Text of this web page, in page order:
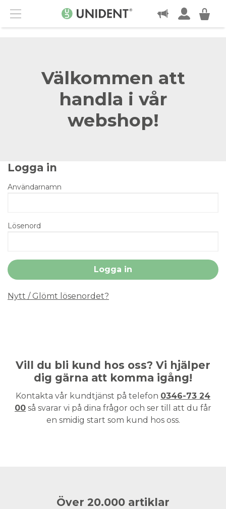
Menu
KONTAKT
Välkommen att
handla i vår
webshop!
Logga in
Användarnamn
Lösenord
Nytt / Glömt lösenordet?
Vill du bli kund hos oss? Vi hjälper
dig gärna att komma igång!
Kontakta vår kundtjänst på telefon 0346-73 24
00 så svarar vi på dina frågor och ser till att du får
en smidig start som kund hos oss.
Över 20.000 artiklar